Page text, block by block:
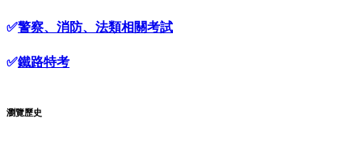
✅警察、消防、法類相關考試
✅鐵路特考
瀏覽歷史